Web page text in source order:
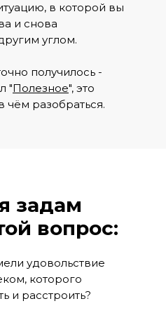
в которой вы
и снова
углом.
получилось -
"Полезное", это
разобраться.
задам
вопрос:
удовольствие
которого
и расстроить?